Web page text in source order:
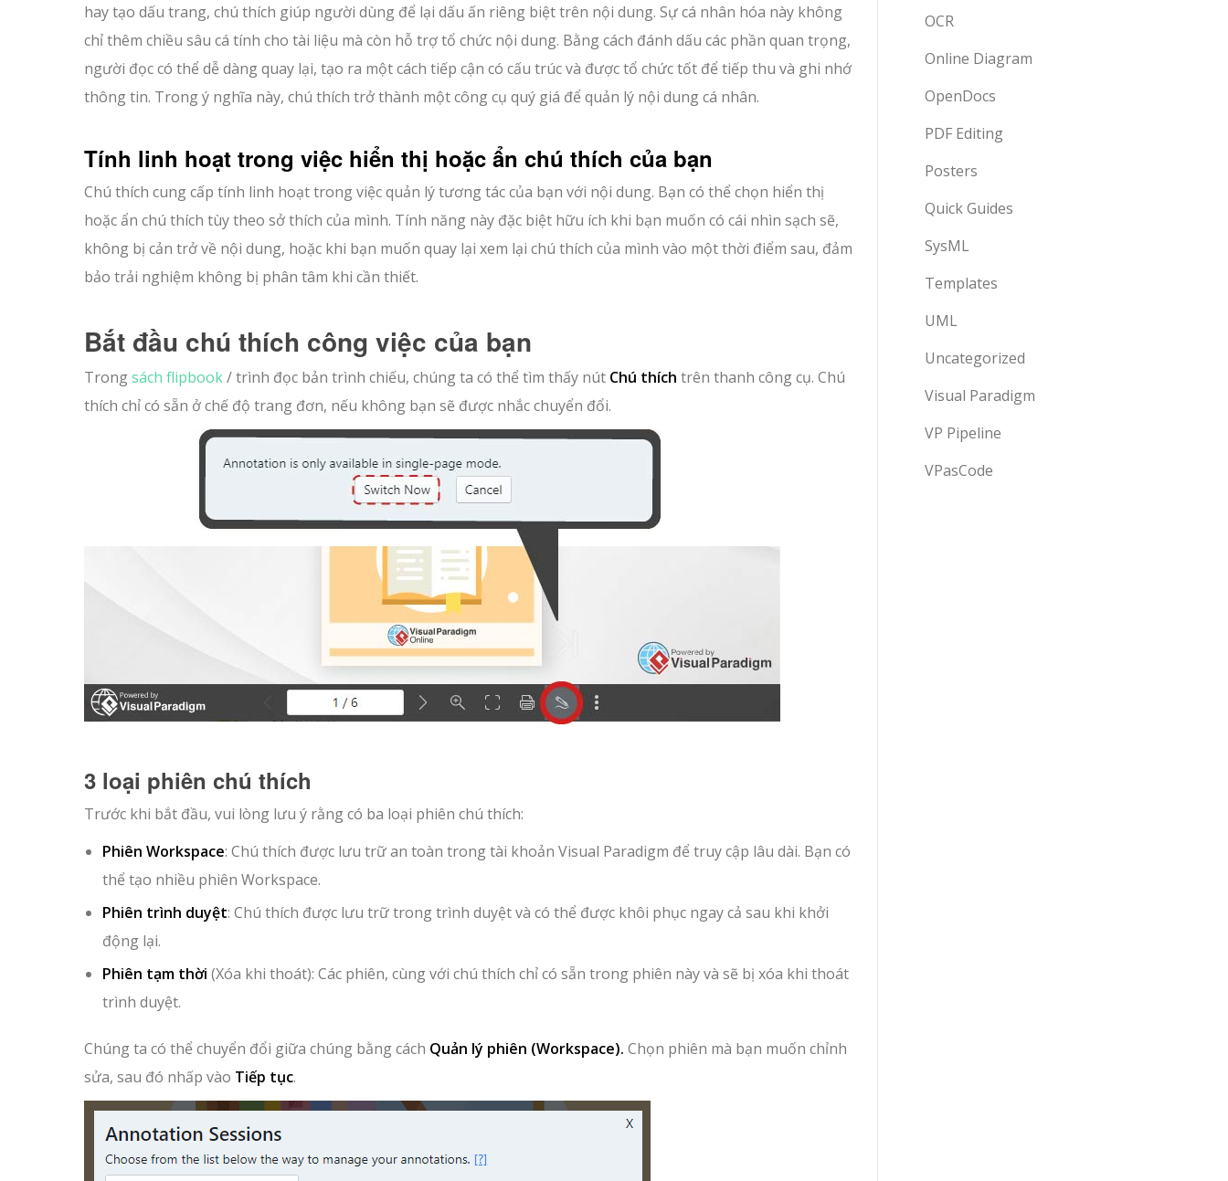
hay tạo dấu trang, chú thích giúp người dùng để lại dấu ấn riêng biệt trên nội dung. Sự cá nhân hóa này không
chỉ thêm chiều sâu cá tính cho tài liệu mà còn hỗ trợ tổ chức nội dung. Bằng cách đánh dấu các phần quan trọng,
người đọc có thể dễ dàng quay lại, tạo ra một cách tiếp cận có cấu trúc và được tổ chức tốt để tiếp thu và ghi nhớ
thông tin. Trong ý nghĩa này, chú thích trở thành một công cụ quý giá để quản lý nội dung cá nhân.
Tính linh hoạt trong việc hiển thị hoặc ẩn chú thích của bạn
Chú thích cung cấp tính linh hoạt trong việc quản lý tương tác của bạn với nội dung. Bạn có thể chọn hiển thị
hoặc ẩn chú thích tùy theo sở thích của mình. Tính năng này đặc biệt hữu ích khi bạn muốn có cái nhìn sạch sẽ,
không bị cản trở về nội dung, hoặc khi bạn muốn quay lại xem lại chú thích của mình vào một thời điểm sau, đảm
bảo trải nghiệm không bị phân tâm khi cần thiết.
Bắt đầu chú thích công việc của bạn
Trongsách flipbook/ trình đọc bản trình chiếu, chúng ta có thể tìm thấy nút Chú thích trên thanh công cụ. Chú
thích chỉ có sẵn ở chế độ trang đơn, nếu không bạn sẽ được nhắc chuyển đổi.
3 loại phiên chú thích
Trước khi bắt đầu, vui lòng lưu ý rằng có ba loại phiên chú thích:
Phiên Workspace: Chú thích được lưu trữ an toàn trong tài khoản Visual Paradigm để truy cập lâu dài. Bạn có
thể tạo nhiều phiên Workspace.
Phiên trình duyệt: Chú thích được lưu trữ trong trình duyệt và có thể được khôi phục ngay cả sau khi khởi
động lại.
Phiên tạm thời (Xóa khi thoát): Các phiên, cùng với chú thích chỉ có sẵn trong phiên này và sẽ bị xóa khi thoát
trình duyệt.
Chúng ta có thể chuyển đổi giữa chúng bằng cách Quản lý phiên (Workspace). Chọn phiên mà bạn muốn chỉnh
sửa, sau đó nhấp vào Tiếp tục.
OCR
Online Diagram
OpenDocs
PDF Editing
Posters
Quick Guides
SysML
Templates
UML
Uncategorized
Visual Paradigm
VP Pipeline
VPasCode